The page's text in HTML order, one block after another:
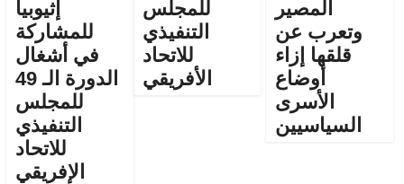
المصير
وتعرب عن
قلقها إزاء
أوضاع
الأسرى
السياسيين
للمجلس
التنفيذي
للاتحاد
الأفريقي
إثيوبيا
للمشاركة
في أشغال
الدورة الـ 49
للمجلس
التنفيذي
للاتحاد
الإفريقي